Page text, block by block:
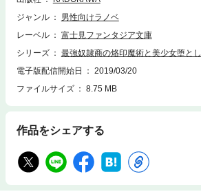
ジャンル
男性向けラノベ
レーベル
富士見ファンタジア文庫
シリーズ
最強奴隷商の烙印魔術と美少女堕とし
電子版配信開始日
2019/03/20
ファイルサイズ
8.75 MB
作品をシェアする